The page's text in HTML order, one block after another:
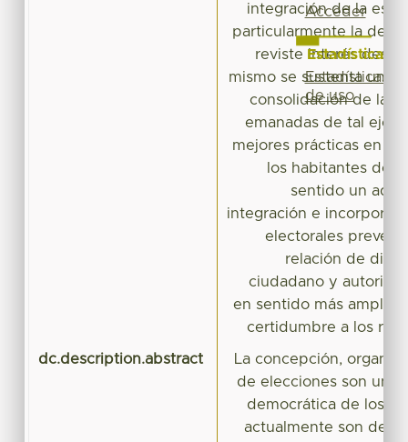
integración de la
particularmente la del
reviste interés
mismo se sustenta una
consolidación de las
emanadas de tal
mejores prácticas en la
los habitantes de
sentido un
integración e
electorales
relación de
ciudadano y
en sentido más amplio,
certidumbre a los
dc.description.abstract
La concepción,
de elecciones son un
democrática de los
actualmente son
Acceder
Estadísticas
Estadísticas
de uso